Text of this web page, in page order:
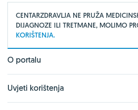
CENTARZDRAVLJA NE PRUŽA
DIJAGNOZE ILI TRETMANE, MOLIMO
KORIŠTENJA.
O portalu
Uvjeti korištenja